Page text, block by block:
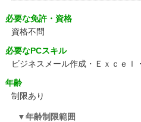
必要な免許・資格
資格不問
必要なPCスキル
ビジネスメール作成・Ｅｘｃｅｌ
年齢
制限あり
年齢制限範囲